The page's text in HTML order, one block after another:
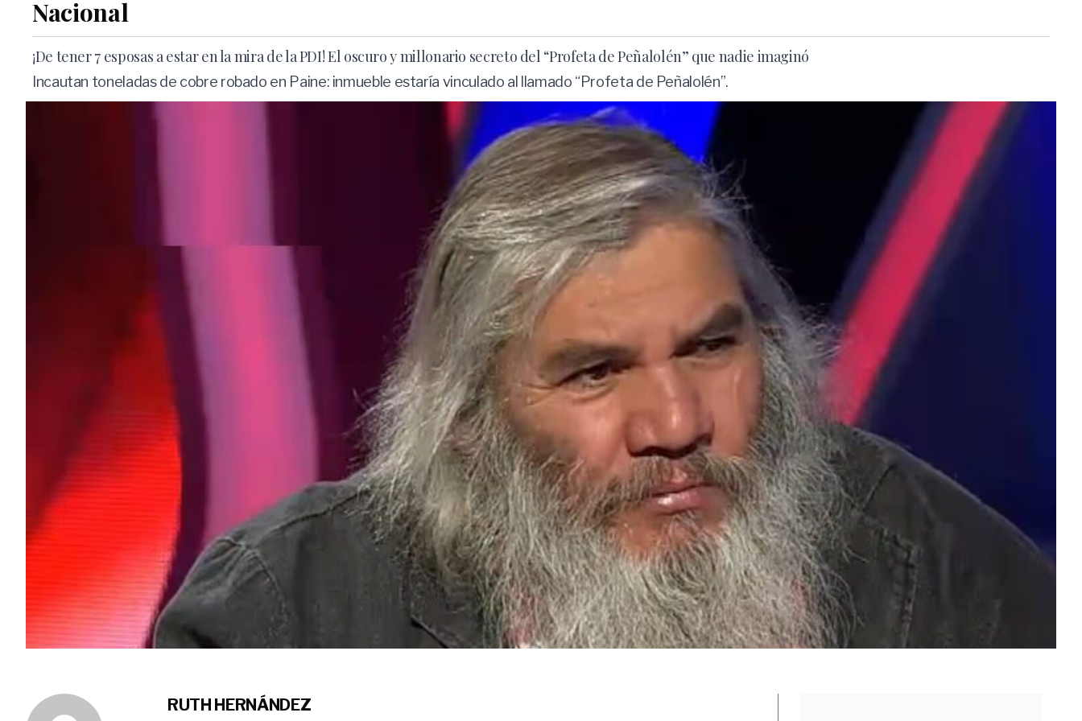
Nacional
¡De tener 7 esposas a estar en la mira de la PDI! El oscuro y millonario secreto del “Profeta de Peñalolén” que nadie imaginó
Incautan toneladas de cobre robado en Paine: inmueble estaría vinculado al llamado “Profeta de Peñalolén”.
RUTH HERNÁNDEZ